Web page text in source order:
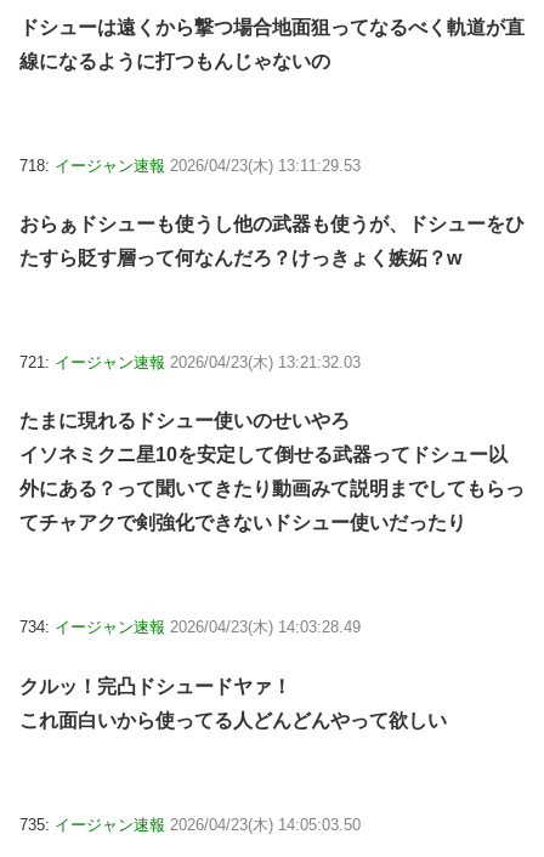
ドシューは遠くから撃つ場合地面狙ってなるべく軌道が直
線になるように打つもんじゃないの
718: イージャン速報 2026/04/23(木) 13:11:29.53
おらぁドシューも使うし他の武器も使うが、ドシューをひ
たすら貶す層って何なんだろ？けっきょく嫉妬？w
721: イージャン速報 2026/04/23(木) 13:21:32.03
たまに現れるドシュー使いのせいやろ
イソネミクニ星10を安定して倒せる武器ってドシュー以
外にある？って聞いてきたり動画みて説明までしてもらっ
てチャアクで剣強化できないドシュー使いだったり
734: イージャン速報 2026/04/23(木) 14:03:28.49
クルッ！完凸ドシュードヤァ！
これ面白いから使ってる人どんどんやって欲しい
735: イージャン速報 2026/04/23(木) 14:05:03.50